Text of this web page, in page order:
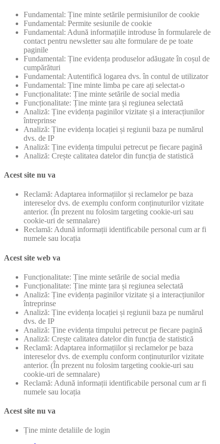
Fundamental: Ține minte setările permisiunilor de cookie
Fundamental: Permite sesiunile de cookie
Fundamental: Adună informațiile introduse în formularele de
contact pentru newsletter sau alte formulare de pe toate
paginile
Fundamental: Ține evidența produselor adăugate în coșul de
cumpărături
Fundamental: Autentifică logarea dvs. în contul de utilizator
Fundamental: Ține minte limba pe care ați selectat-o
Funcționalitate: Ține minte setările de social media
Funcționalitate: Ține minte țara și regiunea selectată
Analiză: Ține evidența paginilor vizitate și a interacțiunilor
întreprinse
Analiză: Ține evidența locației și regiunii baza pe numărul
dvs. de IP
Analiză: Ține evidența timpului petrecut pe fiecare pagină
Analiză: Crește calitatea datelor din funcția de statistică
Acest site nu va
Reclamă: Adaptarea informațiilor și reclamelor pe baza
intereselor dvs. de exemplu conform conținuturilor vizitate
anterior. (În prezent nu folosim targeting cookie-uri sau
cookie-uri de semnalare)
Reclamă: Adună informații identificabile personal cum ar fi
numele sau locația
Acest site web va
Funcționalitate: Ține minte setările de social media
Funcționalitate: Ține minte țara și regiunea selectată
Analiză: Ține evidența paginilor vizitate și a interacțiunilor
întreprinse
Analiză: Ține evidența locației și regiunii baza pe numărul
dvs. de IP
Analiză: Ține evidența timpului petrecut pe fiecare pagină
Analiză: Crește calitatea datelor din funcția de statistică
Reclamă: Adaptarea informațiilor și reclamelor pe baza
intereselor dvs. de exemplu conform conținuturilor vizitate
anterior. (În prezent nu folosim targeting cookie-uri sau
cookie-uri de semnalare)
Reclamă: Adună informații identificabile personal cum ar fi
numele sau locația
Acest site nu va
Ține minte detaliile de login